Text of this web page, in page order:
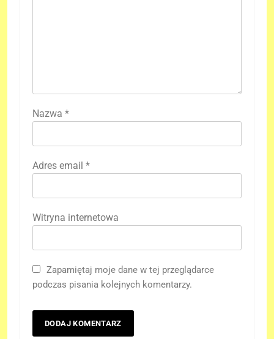
Nazwa *
Adres email *
Witryna internetowa
Zapamiętaj moje dane w tej przeglądarce
podczas pisania kolejnych komentarzy.